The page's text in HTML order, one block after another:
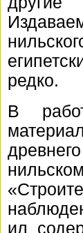
редко.
В
ил